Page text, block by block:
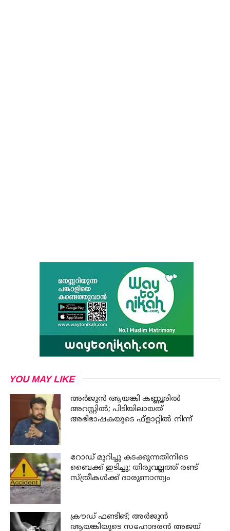
YOU MAY LIKE
അര്‍ജുന്‍ ആയങ്കി കണ്ണൂരില്‍
അറസ്റ്റില്‍; പിടിയിലായത്
അഭിഭാഷകയുടെ ഫ്‌ളാറ്റില്‍ നിന്ന്
റോഡ് മുറിച്ചു കടക്കുന്നതിനിടെ
ബൈക്ക് ഇടിച്ചു; തിരുവല്ലത്ത് രണ്ട്
സ്ത്രീകള്‍ക്ക് ദാരുണാന്ത്യം
ക്രൗഡ് ഫണ്ടിങ്; അര്‍ജുന്‍
ആയങ്കിയുടെ സഹോദരന്‍ അജയ്